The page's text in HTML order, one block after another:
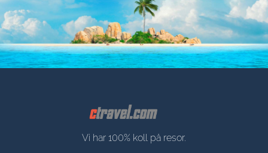
Vi har 100% koll på resor.